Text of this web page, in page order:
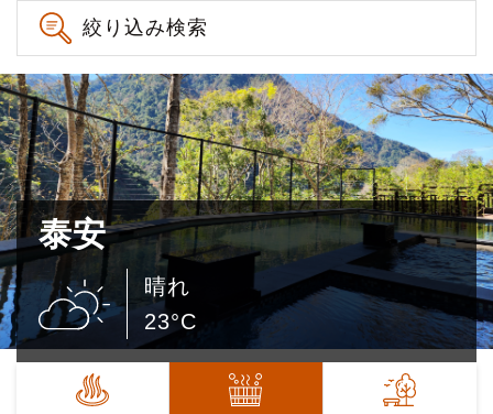
絞り込み検索
泰安
晴れ
23°C